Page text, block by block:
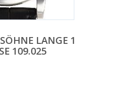
LANGE 1
109.025